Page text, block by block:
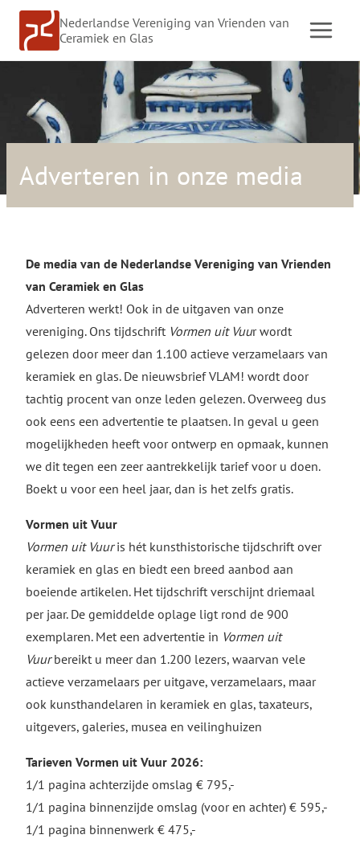
Doorgaan
inhoud
Nederlandse Vereniging van Vrienden van
Ceramiek en Glas
Adverteren in onze media
De media van de Nederlandse Vereniging van Vrienden
van Ceramiek en Glas
Adverteren werkt! Ook in de uitgaven van onze
vereniging. Ons tijdschrift Vormen uit Vuur wordt
gelezen door meer dan 1.100 actieve verzamelaars van
keramiek en glas. De nieuwsbrief VLAM! wordt door
tachtig procent van onze leden gelezen. Overweeg dus
ook eens een advertentie te plaatsen. In geval u geen
mogelijkheden heeft voor ontwerp en opmaak, kunnen
we dit tegen een zeer aantrekkelijk tarief voor u doen.
Boekt u voor een heel jaar, dan is het zelfs gratis.
Vormen uit Vuur
Vormen uit Vuuris hét kunsthistorische tijdschrift over
keramiek en glas en biedt een breed aanbod aan
boeiende artikelen. Het tijdschrift verschijnt driemaal
per jaar. De gemiddelde oplage ligt rond de 900
exemplaren. Met een advertentie in Vormen uit
Vuurbereikt u meer dan 1.200 lezers, waarvan vele
actieve verzamelaars per uitgave, verzamelaars, maar
ook kunsthandelaren in keramiek en glas, taxateurs,
uitgevers, galeries, musea en veilinghuizen
Tarieven Vormen uit Vuur 2026:
1/1 pagina achterzijde omslag € 795,-
1/1 pagina binnenzijde omslag (voor en achter) € 595,-
1/1 pagina binnenwerk € 475,-